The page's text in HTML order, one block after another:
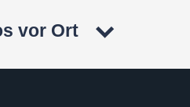
vor Ort